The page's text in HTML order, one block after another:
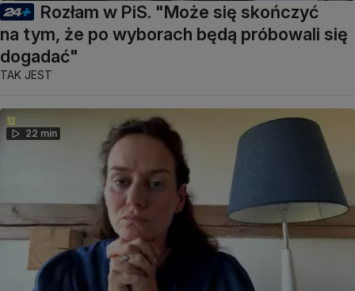
Rozłam w PiS. "Może się skończyć
na tym, że po wyborach będą próbowali się
dogadać"
TAK JEST
22 min